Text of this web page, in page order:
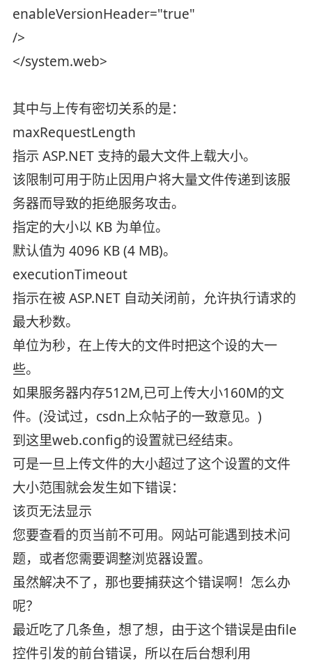
enableVersionHeader="true"
/>
</system.web>
其中与上传有密切关系的是：
maxRequestLength
指示 ASP.NET 支持的最大文件上载大小。
该限制可用于防止因用户将大量文件传递到该服
务器而导致的拒绝服务攻击。
指定的大小以 KB 为单位。
默认值为 4096 KB (4 MB)。
executionTimeout
指示在被 ASP.NET 自动关闭前，允许执行请求的
最大秒数。
单位为秒，在上传大的文件时把这个设的大一
些。
如果服务器内存512M,已可上传大小160M的文
件。(没试过，csdn上众帖子的一致意见。)
到这里web.config的设置就已经结束。
可是一旦上传文件的大小超过了这个设置的文件
大小范围就会发生如下错误：
该页无法显示
您要查看的页当前不可用。网站可能遇到技术问
题，或者您需要调整浏览器设置。
虽然解决不了，那也要捕获这个错误啊！怎么办
呢？
最近吃了几条鱼，想了想，由于这个错误是由file
控件引发的前台错误，所以在后台想利用